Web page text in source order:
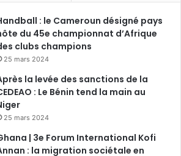
: le Cameroun désigné pays
du 45e championnat d’Afrique
clubs champions
25 mars 2024
la levée des sanctions de la
: Le Bénin tend la main au
25 mars 2024
| 3e Forum International Kofi
: la migration sociétale en